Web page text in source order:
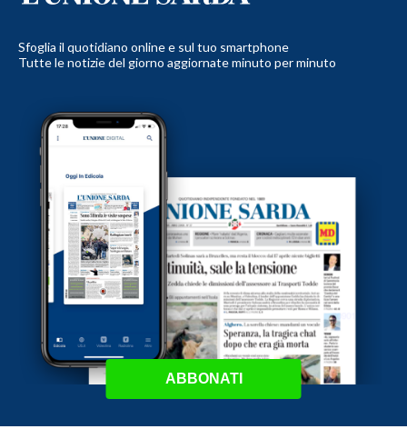
Sfoglia il quotidiano online e sul tuo smartphone
Tutte le notizie del giorno aggiornate minuto per minuto
ABBONATI